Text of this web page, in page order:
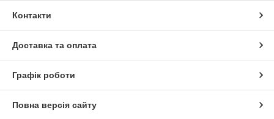
Контакти
Доставка та оплата
Графік роботи
Повна версія сайту